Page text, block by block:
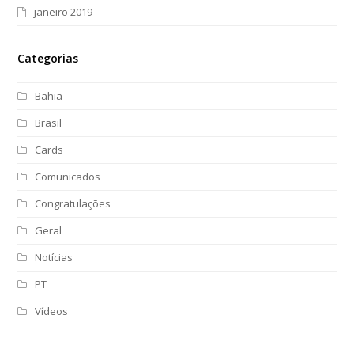
janeiro 2019
Categorias
Bahia
Brasil
Cards
Comunicados
Congratulações
Geral
Notícias
PT
Vídeos